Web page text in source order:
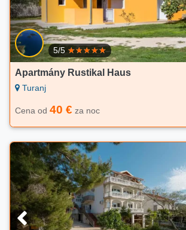
5/5
Apartmány Rustikal Haus
Turanj
Cena od 40 € za noc